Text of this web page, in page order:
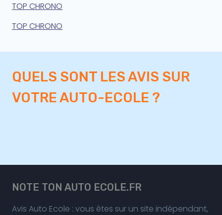
TOP CHRONO
TOP CHRONO
QUELS SONT LES AVIS SUR
VOTRE AUTO-ECOLE ?
NOTE TON AUTO ECOLE.FR
Avis Auto Ecole : vous êtes sur un site indépendant,